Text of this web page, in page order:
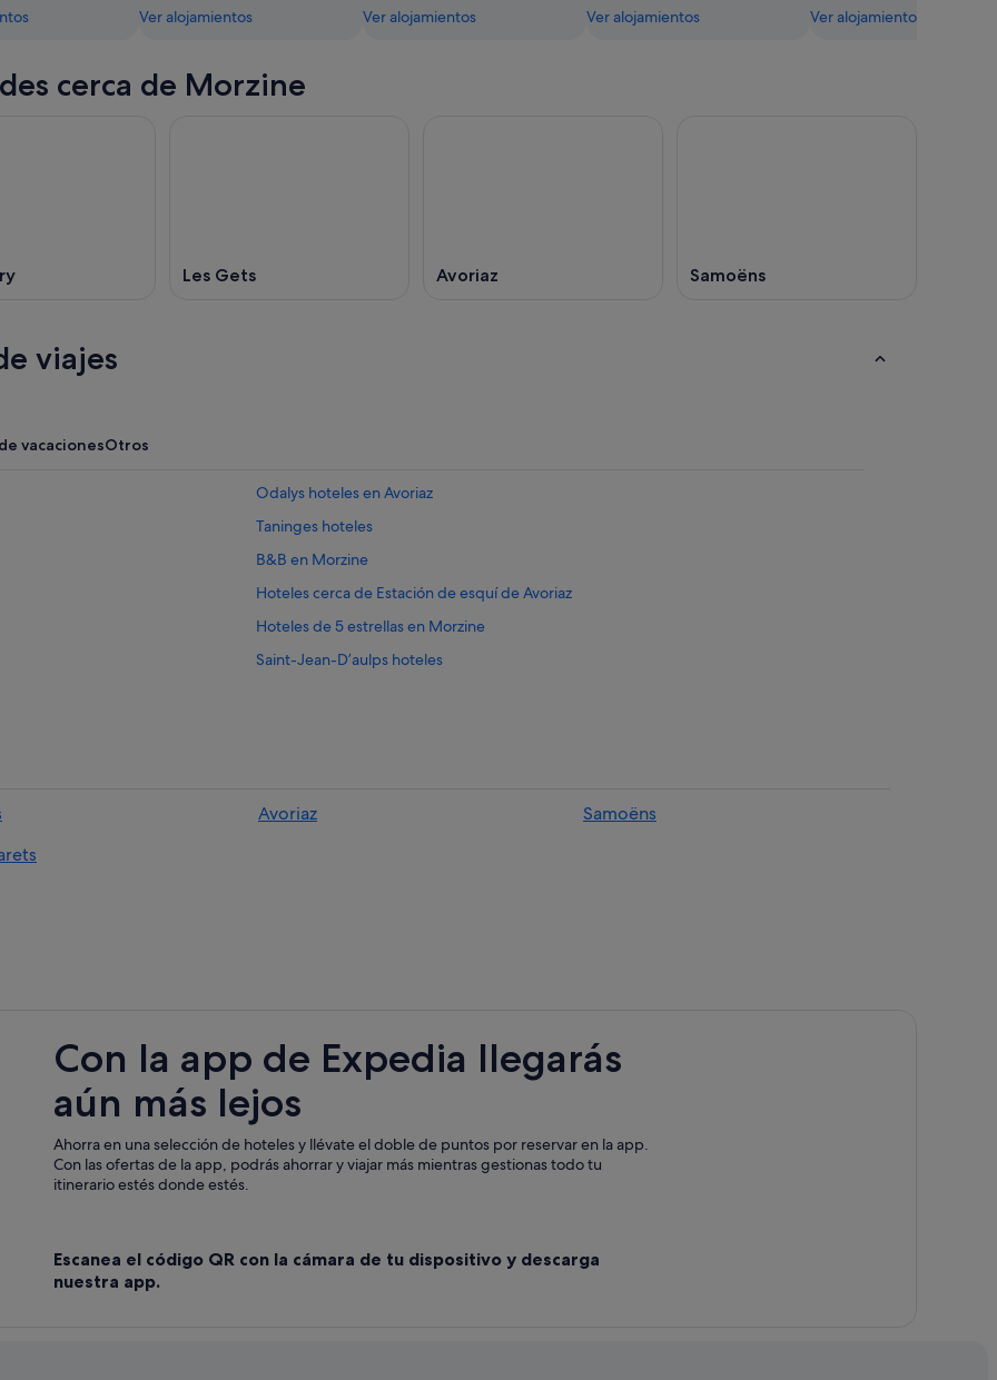
Ver alojamientos Ver alojamientos Ver alojamientos
Ver alojamientos
cerca de Morzine
Les Gets Avoriaz Samoëns
viajes
vacacionesOtros
Odalys hoteles en Avoriaz
Taninges hoteles
B&B en Morzine
Hoteles cerca de Estación de esquí de Avoriaz
Hoteles de 5 estrellas en Morzine
Saint-Jean-Dʼaulps hoteles
Verchaix hoteles
Albergues en Avoriaz
Essert-Romand hoteles
Avoriaz
Samoëns
Con la app de Expedia llegarás
aún más lejos
Ahorra en una selección de hoteles y llévate el doble de puntos por reservar en la app.
Con las ofertas de la app, podrás ahorrar y viajar más mientras gestionas todo tu
itinerario estés donde estés.
Escanea el código QR con la cámara de tu dispositivo y descarga
nuestra app.